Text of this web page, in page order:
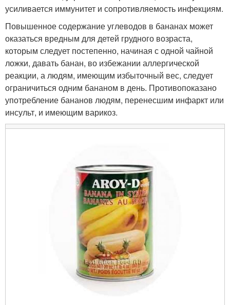
усиливается иммунитет и сопротивляемость инфекциям.
Повышенное содержание углеводов в бананах может
оказаться вредным для детей грудного возраста,
которым следует постепенно, начиная с одной чайной
ложки, давать банан, во избежании аллергической
реакции, а людям, имеющим избыточный вес, следует
ограничиться одним бананом в день. Противопоказано
употребление бананов людям, перенесшим инфаркт или
инсульт, и имеющим варикоз.